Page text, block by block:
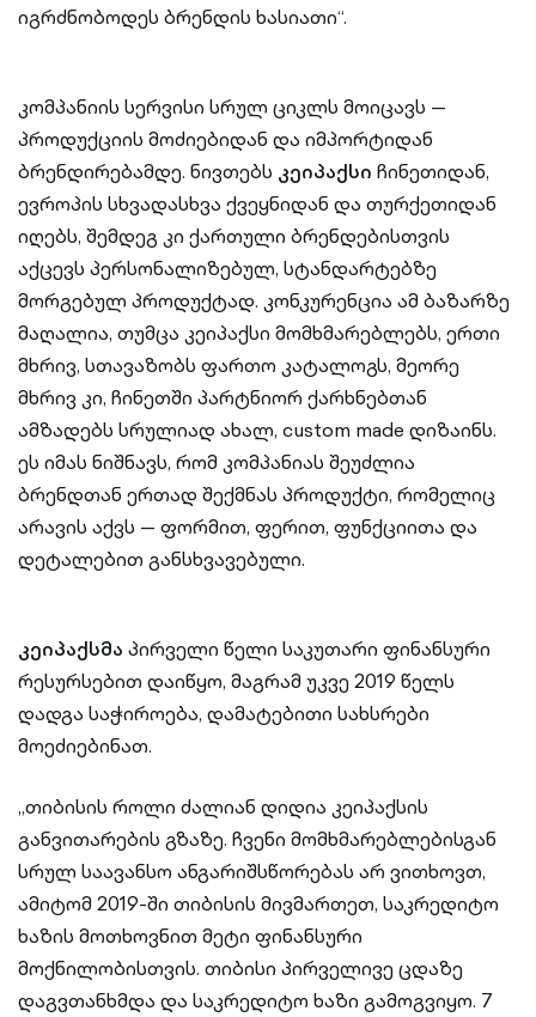
იგრძნობოდეს ბრენდის ხასიათი“.
კომპანიის სერვისი სრულ ციკლს მოიცავს —
პროდუქციის მოძიებიდან და იმპორტიდან
ბრენდირებამდე. ნივთებს კეიპაქსი ჩინეთიდან,
ევროპის სხვადასხვა ქვეყნიდან და თურქეთიდან
იღებს, შემდეგ კი ქართული ბრენდებისთვის
აქცევს პერსონალიზებულ, სტანდარტებზე
მორგებულ პროდუქტად. კონკურენცია ამ ბაზარზე
მაღალია, თუმცა კეიპაქსი მომხმარებლებს, ერთი
მხრივ, სთავაზობს ფართო კატალოგს, მეორე
მხრივ კი, ჩინეთში პარტნიორ ქარხნებთან
ამზადებს სრულიად ახალ, custom made დიზაინს.
ეს იმას ნიშნავს, რომ კომპანიას შეუძლია
ბრენდთან ერთად შექმნას პროდუქტი, რომელიც
არავის აქვს — ფორმით, ფერით, ფუნქციითა და
დეტალებით განსხვავებული.
კეიპაქსმა პირველი წელი საკუთარი ფინანსური
რესურსებით დაიწყო, მაგრამ უკვე 2019 წელს
დადგა საჭიროება, დამატებითი სახსრები
მოეძიებინათ.
„თიბისის როლი ძალიან დიდია კეიპაქსის
განვითარების გზაზე. ჩვენი მომხმარებლებისგან
სრულ საავანსო ანგარიშსწორებას არ ვითხოვთ,
ამიტომ 2019-ში თიბისის მივმართეთ, საკრედიტო
ხაზის მოთხოვნით მეტი ფინანსური
მოქნილობისთვის. თიბისი პირველივე ცდაზე
დაგვთანხმდა და საკრედიტო ხაზი გამოგვიყო. 7